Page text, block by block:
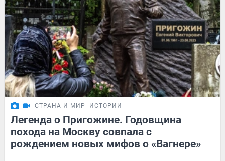
СТРАНА И МИР ИСТОРИИ
Легенда о Пригожине. Годовщина
похода на Москву совпала с
рождением новых мифов о «Вагнере»